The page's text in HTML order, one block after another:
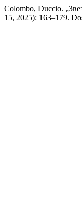
Colombo, Duccio.
15, 2025): 163–179.